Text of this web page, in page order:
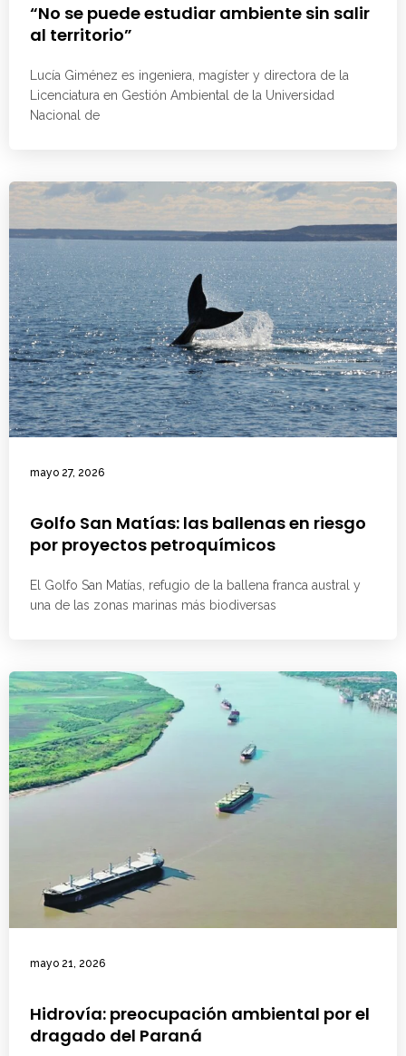
“No se puede estudiar ambiente sin salir
al territorio”
Lucía Giménez es ingeniera, magíster y directora de la
Licenciatura en Gestión Ambiental de la Universidad
Nacional de
mayo 27, 2026
Golfo San Matías: las ballenas en riesgo
por proyectos petroquímicos
El Golfo San Matías, refugio de la ballena franca austral y
una de las zonas marinas más biodiversas
mayo 21, 2026
Hidrovía: preocupación ambiental por el
dragado del Paraná